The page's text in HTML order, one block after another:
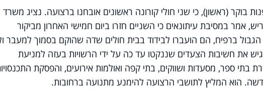
בוקר (ראשון), כי שני חולי קורונה ראשונים אובחנו ברצועה. נציג משרד
אמר במסיבת עיתונאים כי השניים חזרו ביום חמישי האחרון מביקור
ברפיח, הם הועברו לבידוד בבית חולים שדה שהוקם בסמוך למעבר
את חשיבות הצעדים שננקטו עד כה על ידי הרשויות בעזה למניעת
בתי ספר, מסעדות ושווקים, בתי קפה ואולמות אירועים, והפסקת
הוא המליץ לתושבי הרצועה להימנע מתנועה ברחובות.